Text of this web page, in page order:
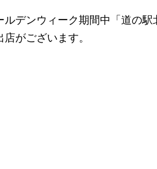
デンウィーク期間中「道の駅
がございます。